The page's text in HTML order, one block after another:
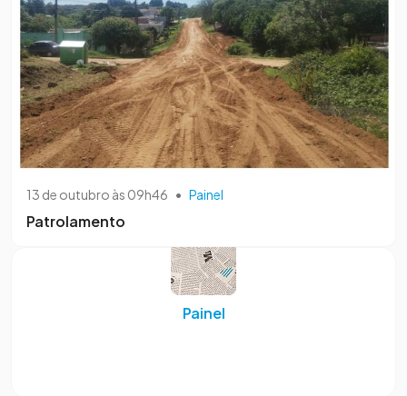
13 de outubro às 09h46 • Painel
Patrolamento
Painel